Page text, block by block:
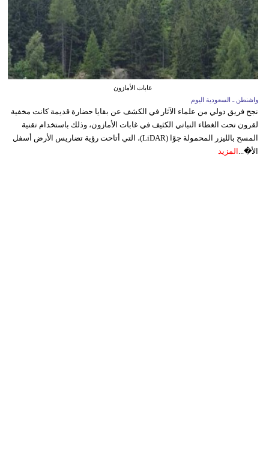
غابات الأمازون
واشنطن ـ السعودية اليوم
نجح فريق دولي من علماء الآثار في الكشف عن بقايا حضارة قديمة كانت مخفية
لقرون تحت الغطاء النباتي الكثيف في غابات الأمازون، وذلك باستخدام تقنية
المسح بالليزر المحمولة جوًا (LiDAR)، التي أتاحت رؤية تضاريس الأرض أسفل
الأ�... المزيد